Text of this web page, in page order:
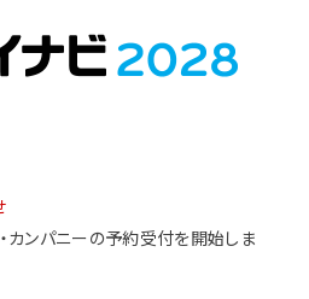
ンパニーの予約受付を開始しま